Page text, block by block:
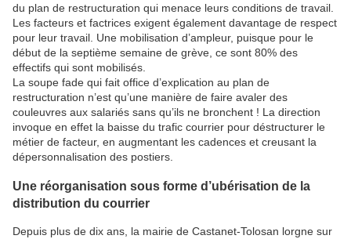
du plan de restructuration qui menace leurs conditions de travail.
Les facteurs et factrices exigent également davantage de respect
pour leur travail. Une mobilisation d’ampleur, puisque pour le
début de la septième semaine de grève, ce sont 80% des
effectifs qui sont mobilisés.
La soupe fade qui fait office d’explication au plan de
restructuration n’est qu’une manière de faire avaler des
couleuvres aux salariés sans qu’ils ne bronchent ! La direction
invoque en effet la baisse du trafic courrier pour déstructurer le
métier de facteur, en augmentant les cadences et creusant la
dépersonnalisation des postiers.
Une réorganisation sous forme d’ubérisation de la
distribution du courrier
Depuis plus de dix ans, la mairie de Castanet-Tolosan lorgne sur